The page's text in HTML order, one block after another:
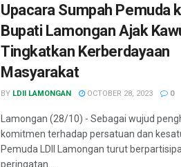
Upacara Sumpah Pemuda
Bupati Lamongan Ajak
Tingkatkan Kerberdayaan
Masyarakat
BY LDII LAMONGAN OCTOBER 28, 2023 0
Lamongan (28/10) - Sebagai wujud
komitmen terhadap persatuan dan
Pemuda LDII Lamongan turut
peringatan...